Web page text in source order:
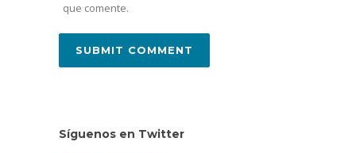
que comente.
Síguenos en Twitter